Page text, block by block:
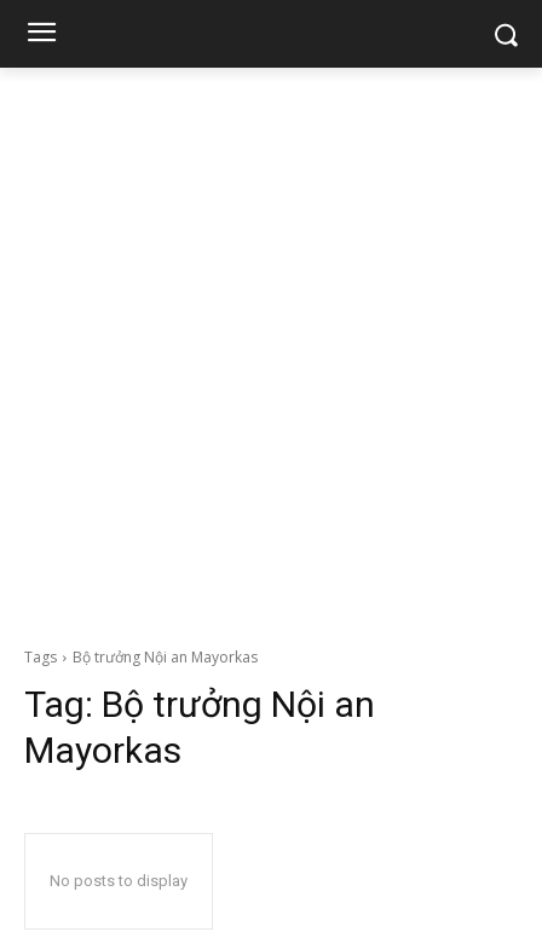
Tags Bộ trưởng Nội an Mayorkas
Tag: Bộ trưởng Nội an
Mayorkas
No posts to display